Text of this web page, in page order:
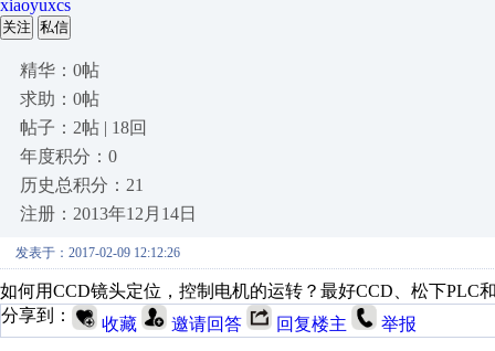
xiaoyuxcs
关注 私信
精华：0帖
求助：0帖
帖子：2帖 | 18回
年度积分：0
历史总积分：21
注册：2013年12月14日
发表于：2017-02-09 12:12:26
如何用CCD镜头定位，控制电机的运转？最好CCD、松下PLC
分享到：
收藏 邀请回答 回复楼主 举报